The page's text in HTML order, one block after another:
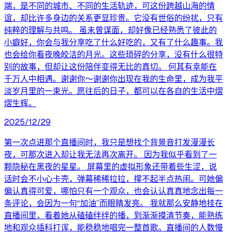
端，是不同的城市、不同的生活轨迹，可这份跨越山海的情
谊，却比许多身边的关系更显珍贵。它没有世俗的纷扰，只有
纯粹的理解与共鸣。 虽未曾谋面，却好像已经熟悉了彼此的
小癖好，你会与我分享吃了什么好吃的，又有了什么趣事。我
也会给你看夜晚皎洁的月光。这些琐碎的分享，没有什么很特
别的故事，但却让这份陪伴变得无比的真切。 何其有幸能在
千万人中相遇。谢谢你～谢谢你出现在我的生命里，成为我平
淡岁月里的一束光。愿往后的日子，都可以在各自的生活中熠
熠生辉。
2025/12/29
第一次点进那个直播间时，我只是想找个背景音打发漫漫长
夜，可那次进入却让我无法再次离开。 因为我似乎看到了一
颗隐秘在黑夜的星星。 屏幕里的虚拟形象还带着些生涩，说
话时会不小心卡壳，弹幕稀稀拉拉，撑不起半点热闹。可她偏
偏认真得可爱，哪怕只有一个观众，也会认认真真地念出每一
条评论，会因为一句“加油”而眼睛发亮。 我就那么安静地挂在
直播间里，看着她从磕磕绊绊的播，到渐渐摸清节奏，能熟练
地和观众插科打诨，能稳稳地唱完一整首歌。直播间的人数慢